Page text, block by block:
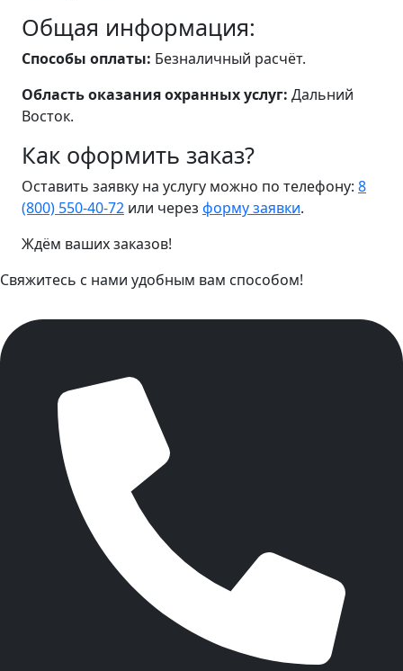
Общая информация:
Способы оплаты: Безналичный расчёт.
Область оказания охранных услуг: Дальний
Восток.
Как оформить заказ?
Оставить заявку на услугу можно по телефону: 8
(800) 550-40-72 или через форму заявки.
Ждём ваших заказов!
Свяжитесь с нами удобным вам способом!